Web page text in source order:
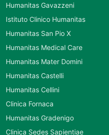
Humanitas Gavazzeni
Istituto Clinico Humanitas
Humanitas San Pio X
Humanitas Medical Care
Humanitas Mater Domini
Humanitas Castelli
Humanitas Cellini
Clinica Fornaca
Humanitas Gradenigo
Clinica Sedes Sapientiae